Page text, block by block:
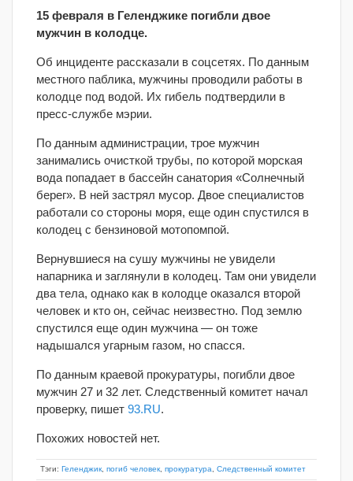
15 февраля в Геленджике погибли двое
мужчин в колодце.
Об инциденте рассказали в соцсетях. По данным
местного паблика, мужчины проводили работы в
колодце под водой. Их гибель подтвердили в
пресс-службе мэрии.
По данным администрации, трое мужчин
занимались очисткой трубы, по которой морская
вода попадает в бассейн санатория «Солнечный
берег». В ней застрял мусор. Двое специалистов
работали со стороны моря, еще один спустился в
колодец с бензиновой мотопомпой.
Вернувшиеся на сушу мужчины не увидели
напарника и заглянули в колодец. Там они увидели
два тела, однако как в колодце оказался второй
человек и кто он, сейчас неизвестно. Под землю
спустился еще один мужчина — он тоже
надышался угарным газом, но спасся.
По данным краевой прокуратуры, погибли двое
мужчин 27 и 32 лет. Следственный комитет начал
проверку, пишет 93.RU.
Похожих новостей нет.
Тэги: Геленджик погиб человек прокуратура Следственный комитет